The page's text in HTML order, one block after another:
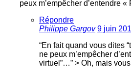
peux m’empêcher d’entendre
Répondre
Philippe Gargov 9 juin
“En fait quand vous dites
ne peux m’empêcher
virtuel”…” > Oh, mais